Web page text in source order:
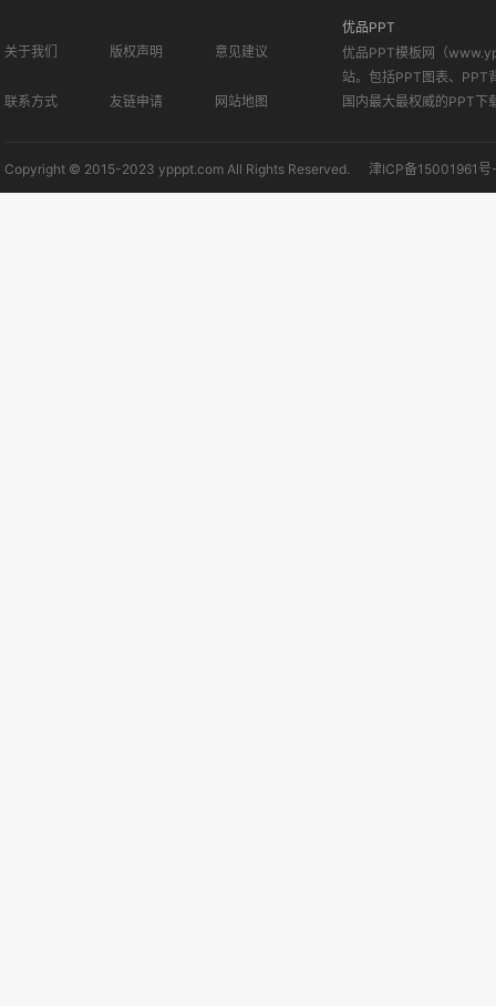
关于我们 版权声明 意见建议
联系方式 友链申请 网站地图
优品PPT
优品PPT模板网（
站。包括PPT图表、PPT
国内最大最权威的PPT下
Copyright © 2015-2023 ypppt.com All Rights Reserved. 津ICP备15001961号